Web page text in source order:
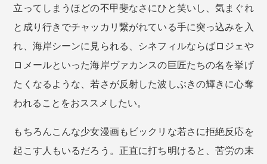
立ってしまうほどの不甲斐なさにひと笑いし、気まぐれ
と成り行きでチャッカリ繋がれている手に突っ込みを入
れ、海岸シーンに見られる、シネフィルならばロジェや
ロメールといった海岸ヴァカンスの巨匠たちの名を挙げ
たくなるような、若さが反射した波しぶきの輝きに心奪
われることをおススメしたい。
もちろんこんな少女漫画もビックリな若さに拒絶反応を
起こす人もいるだろう。正直に打ち明けると、苦労の末